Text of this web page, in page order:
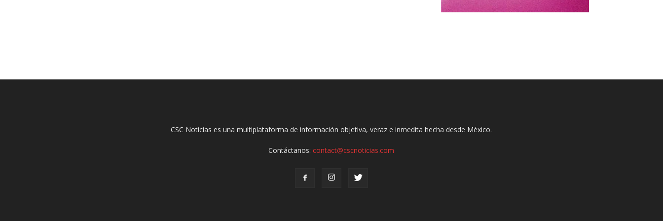
CSC Noticias es una multiplataforma de información objetiva, veraz e inmedita hecha desde México.
Contáctanos:contact@cscnoticias.com